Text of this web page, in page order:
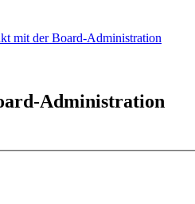
mit der Board-Administration
Administration